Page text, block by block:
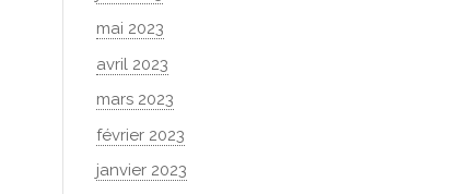
mai 2023
avril 2023
mars 2023
février 2023
janvier 2023